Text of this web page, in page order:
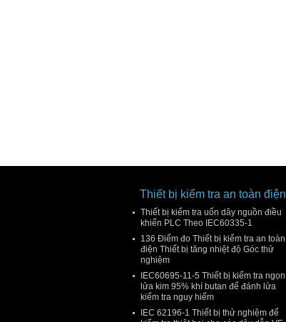
Thiết bị kiểm tra an toàn điện
Thiết bị kiểm tra uốn dây nguồn điều
khiển PLC Theo IEC60335-1
136 Điểm đo Thiết bị kiểm tra an toàn
điện Thiết bị tăng nhiệt độ Góc thử
nghiệm
IEC60695-11-5 Thiết bị kiểm tra ngọn
lửa kim 95% khí butan để đánh lửa
kiểm tra nguy hiểm
IEC 62196-1 Thiết bị thử nghiệm để